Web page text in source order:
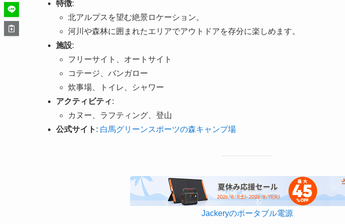
特徴:
北アルプスを望む絶景ロケーション。
河川や森林に囲まれたエリアでアウトドアを存分に楽しめます。
施設:
フリーサイト、オートサイト
コテージ、バンガロー
炊事場、トイレ、シャワー
アクティビティ:
カヌー、ラフティング、登山
公式サイト : 白馬グリーンスポーツの森キャンプ場
Jackeryのポータブル電源